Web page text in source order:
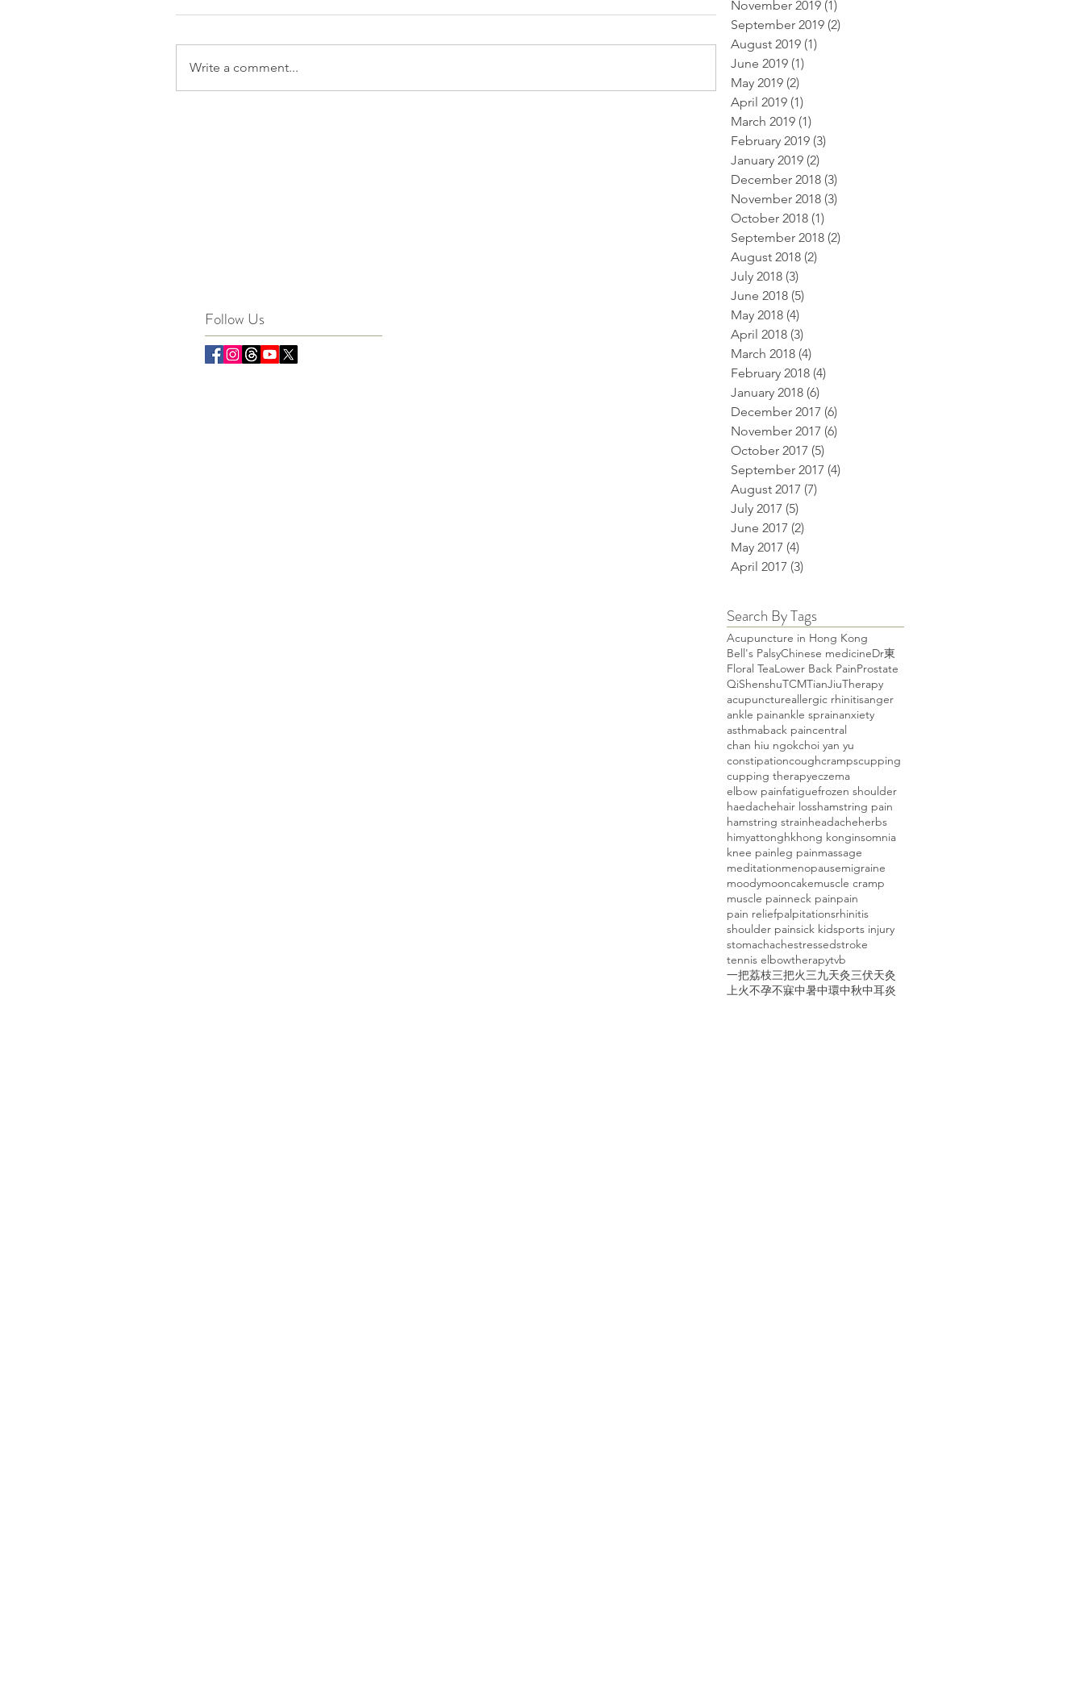
Write a comment...
Follow Us
November 2019 (1)
September 2019 (2)
August 2019 (1)
June 2019 (1)
May 2019 (2)
April 2019 (1)
March 2019 (1)
February 2019 (3)
January 2019 (2)
December 2018 (3)
November 2018 (3)
October 2018 (1)
September 2018 (2)
August 2018 (2)
July 2018 (3)
June 2018 (5)
May 2018 (4)
April 2018 (3)
March 2018 (4)
February 2018 (4)
January 2018 (6)
December 2017 (6)
November 2017 (6)
October 2017 (5)
September 2017 (4)
August 2017 (7)
July 2017 (5)
June 2017 (2)
May 2017 (4)
April 2017 (3)
Search By Tags
Acupuncture in Hong Kong
Bell's PalsyChinese medicineDr東
Floral TeaLower Back PainProstate
QiShenshuTCMTianJiuTherapy
acupunctureallergic rhinitisanger
ankle painankle sprainanxiety
asthmaback paincentral
chan hiu ngokchoi yan yu
constipationcoughcrampscupping
cupping therapyeczema
elbow painfatiguefrozen shoulder
haedachehair losshamstring pain
hamstring strainheadacheherbs
himyattonghkhong konginsomnia
knee painleg painmassage
meditationmenopausemigraine
moodymooncakemuscle cramp
muscle painneck painpain
pain reliefpalpitationsrhinitis
shoulder painsick kidsports injury
stomachachestressedstroke
tennis elbowtherapytvb
一把荔枝三把火三九天灸三伏天灸
上火不孕不寐中暑中環中秋中耳炎